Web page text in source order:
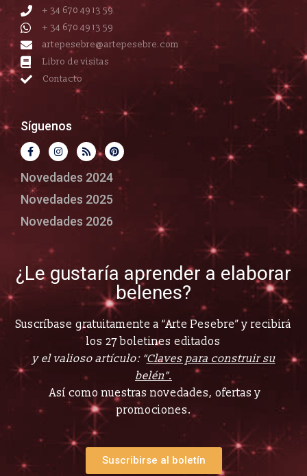
+ 34 670 49 13 59
+ 34 670 49 13 59
artepesebre@artepesebre.com
Libro de visitas
Contacto
Síguenos
Novedades 2024
Novedades 2025
Novedades 2026
¿Le gustaría aprender a elaborar
belenes?
Suscríbase gratuitamente a “Arte Pesebre” y recibirá
los 27 boletines editados
y el valioso artículo: “Claves para construir su
belén”.
Así como nuestras novedades, ofertas y
promociones.
Suscribirse al boletín